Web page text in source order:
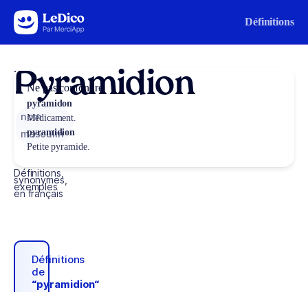
Aller au contenu Définitions
Pyramidion
nom
masculin
Définitions,
synonymes,
exemples
en français
Définitions
de
“pyramidion“
Ne pas confondre
pyramidon
Médicament.
pyramidion
Petite pyramide.